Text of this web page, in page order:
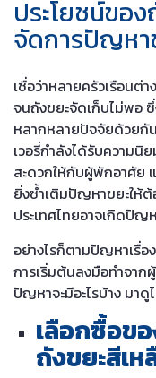
ประโยชน์ขอ
จัดการปัญหา
เชื่อว่าหลายครัวเรือนต่
จนถังขยะจัดเก็บไม่พอ
หลากหลายปัจจัยด้วยกั
เวอรี่กำลังได้รับความนิ
สะดวกให้กับผู้พักอาศัย
ยิ่งซ้ำเติมปัญหาขยะให้
ประเทศไทยอาจเกิดปัญ
อย่างไรก็ตามปัญหาเรื่อ
การเริ่มต้นลงมือทำจาก
ปัญหาจะมีอะไรบ้าง มา
เลือกซื้อข
ถังขยะสีเห